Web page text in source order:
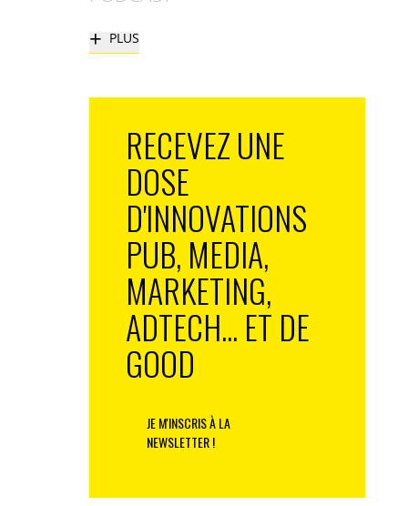
+ PLUS
RECEVEZ UNE
DOSE
D'INNOVATIONS
PUB, MEDIA,
MARKETING,
ADTECH... ET DE
GOOD
JE M'INSCRIS À LA
NEWSLETTER !